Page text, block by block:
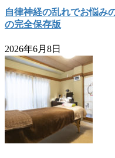
自律神経の乱れでお悩み
の完全保存版
2026年6月8日